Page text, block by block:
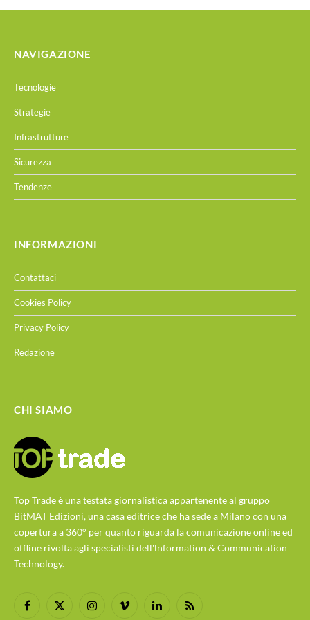
NAVIGAZIONE
Tecnologie
Strategie
Infrastrutture
Sicurezza
Tendenze
INFORMAZIONI
Contattaci
Cookies Policy
Privacy Policy
Redazione
CHI SIAMO
Top Trade è una testata giornalistica appartenente al gruppo
BitMAT Edizioni, una casa editrice che ha sede a Milano con una
copertura a 360° per quanto riguarda la comunicazione online ed
offline rivolta agli specialisti dell'lnformation & Communication
Technology.
Facebook
X
InstagramVimeo LinkedInRSS